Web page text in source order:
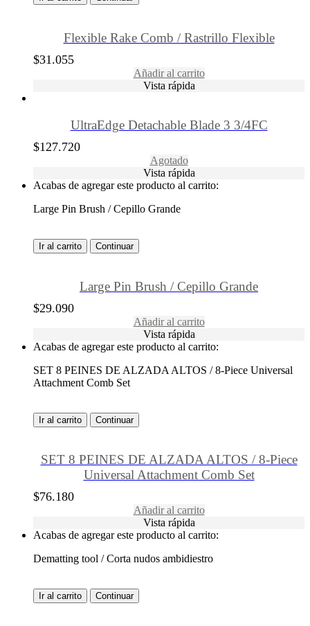
Flexible Rake Comb / Rastrillo Flexible
$31.055
Añadir al carrito
Vista rápida
UltraEdge Detachable Blade 3 3/4FC
$127.720
Agotado
Vista rápida
Acabas de agregar este producto al carrito:
Large Pin Brush / Cepillo Grande
Ir al carrito Continuar
Large Pin Brush / Cepillo Grande
$29.090
Añadir al carrito
Vista rápida
Acabas de agregar este producto al carrito:
SET 8 PEINES DE ALZADA ALTOS / 8-Piece Universal
Attachment Comb Set
Ir al carrito Continuar
SET 8 PEINES DE ALZADA ALTOS / 8-Piece
Universal Attachment Comb Set
$76.180
Añadir al carrito
Vista rápida
Acabas de agregar este producto al carrito:
Dematting tool / Corta nudos ambidiestro
Ir al carrito Continuar